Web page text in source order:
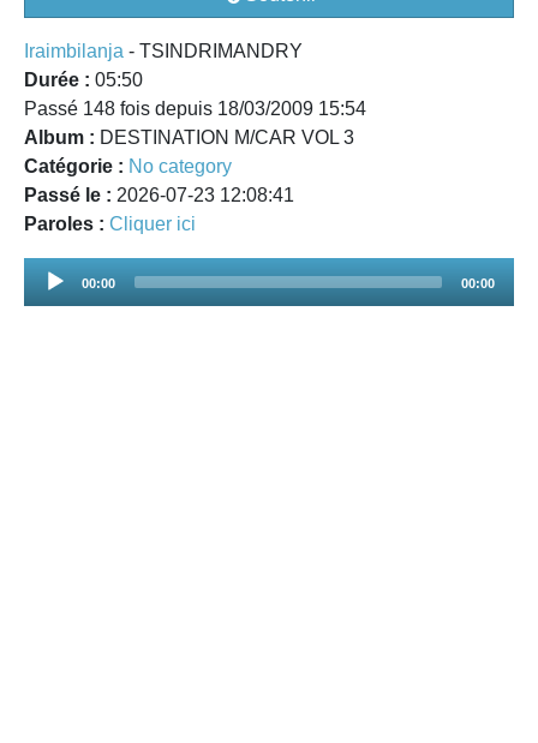
Iraimbilanja - TSINDRIMANDRY
Durée : 05:50
Passé 148 fois depuis 18/03/2009 15:54
Album : DESTINATION M/CAR VOL 3
Catégorie : No category
Passé le : 2026-07-23 12:08:41
Paroles : Cliquer ici
Audio
00:00 00:00